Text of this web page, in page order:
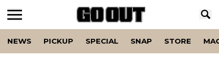
NEWS PICKUP SPECIAL SNAP STORE